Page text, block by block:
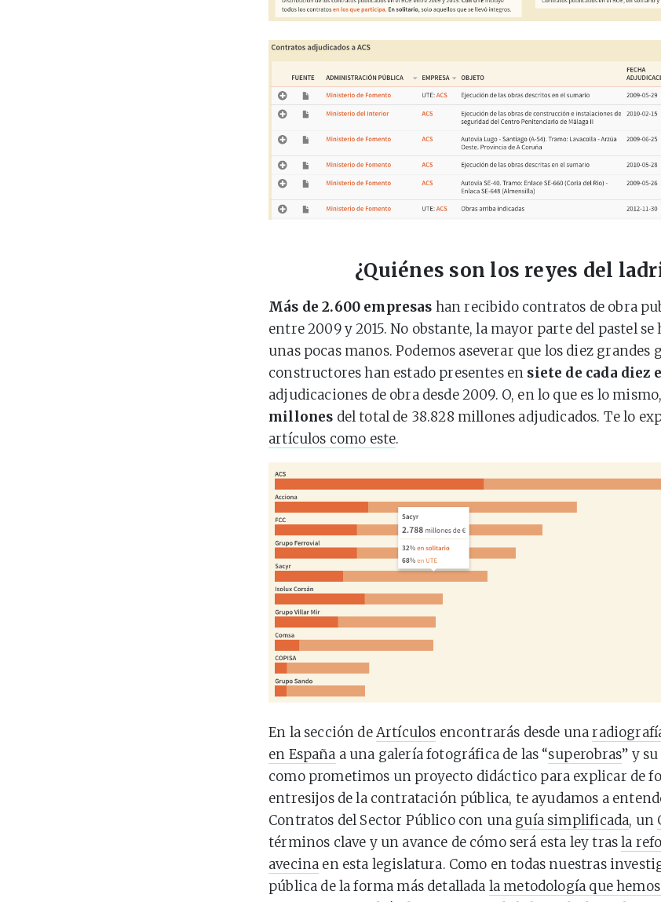
¿Quiénes son los reyes del
Más de 2.600 empresas han recibido contratos de obra
entre 2009 y 2015. No obstante, la mayor parte del pastel se
unas pocas manos. Podemos aseverar que los diez grandes
constructores han estado presentes en siete de cada diez
adjudicaciones de obra desde 2009. O, en lo que es lo
millones del total de 38.828 millones adjudicados. Te lo
artículos como este.
En la sección deArtículos encontrarás desde una
en España a una galería fotográfica de las “superobras” y su
como prometimos un proyecto didáctico para explicar de
entresijos de la contratación pública, te ayudamos a
Contratos del Sector Público con una guía simplificada, un
términos clave y un avance de cómo será esta ley trasla
avecina en esta legislatura. Como en todas nuestras
pública de la forma más detallada la metodología que